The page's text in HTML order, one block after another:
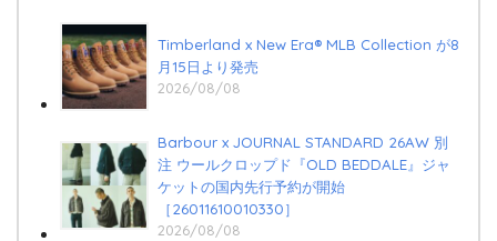
Timberland x New Era®︎ MLB Collection が8
月15日より発売
2026/08/08
Barbour x JOURNAL STANDARD 26AW 別
注 ウールクロップド『OLD BEDDALE』ジャ
ケットの国内先行予約が開始
［26011610010330］
2026/08/08